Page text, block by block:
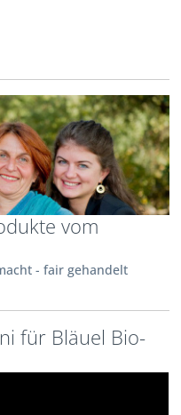
vom
- fair gehandelt
für Bläuel Bio-